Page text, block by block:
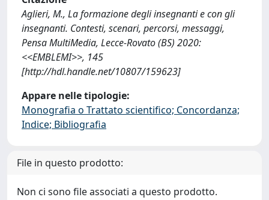
Aglieri, M., La formazione degli insegnanti e con gli
insegnanti. Contesti, scenari, percorsi, messaggi,
Pensa MultiMedia, Lecce-Rovato (BS) 2020:
<<EMBLEMI>>, 145
[http://hdl.handle.net/10807/159623]
Appare nelle tipologie:
Monografia o Trattato scientifico; Concordanza;
Indice; Bibliografia
File in questo prodotto:
Non ci sono file associati a questo prodotto.